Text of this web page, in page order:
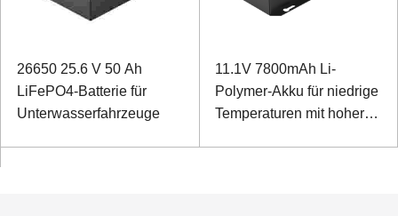
26650 25.6 V 50 Ah
LiFePO4-Batterie für
Unterwasserfahrzeuge
11.1V 7800mAh Li-
Polymer-Akku für niedrige
Temperaturen mit hoher